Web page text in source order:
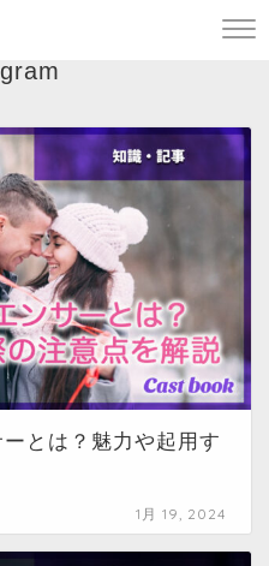
とは？魅力や起用す
1月 19, 2024